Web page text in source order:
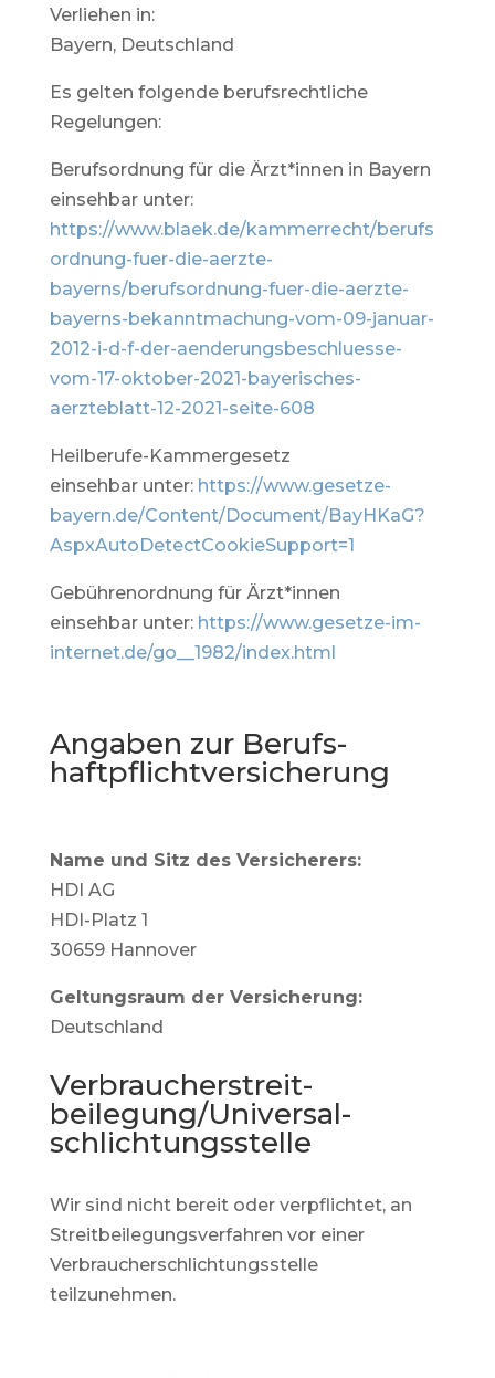
Verliehen in:
Bayern, Deutschland
Es gelten folgende berufsrechtliche
Regelungen:
Berufsordnung für die Ärzt*innen in Bayern
einsehbar unter:
https://www.blaek.de/kammerrecht/berufs
ordnung-fuer-die-aerzte-
bayerns/berufsordnung-fuer-die-aerzte-
bayerns-bekanntmachung-vom-09-januar-
2012-i-d-f-der-aenderungsbeschluesse-
vom-17-oktober-2021-bayerisches-
aerzteblatt-12-2021-seite-608
Heilberufe-Kammergesetz
einsehbar unter: https://www.gesetze-
bayern.de/Content/Document/BayHKaG?
AspxAutoDetectCookieSupport=1
Gebührenordnung für Ärzt*innen
einsehbar unter: https://www.gesetze-im-
internet.de/go__1982/index.html
Angaben zur Berufs­
haftpflicht­versicherung
Name und Sitz des Versicherers:
HDI AG
HDI-Platz 1
30659 Hannover
Geltungsraum der Versicherung:
Deutschland
Verbraucher­streit­
beilegung/Universal­
schlichtungs­stelle
Wir sind nicht bereit oder verpflichtet, an
Streitbeilegungsverfahren vor einer
Verbraucherschlichtungsstelle
teilzunehmen.